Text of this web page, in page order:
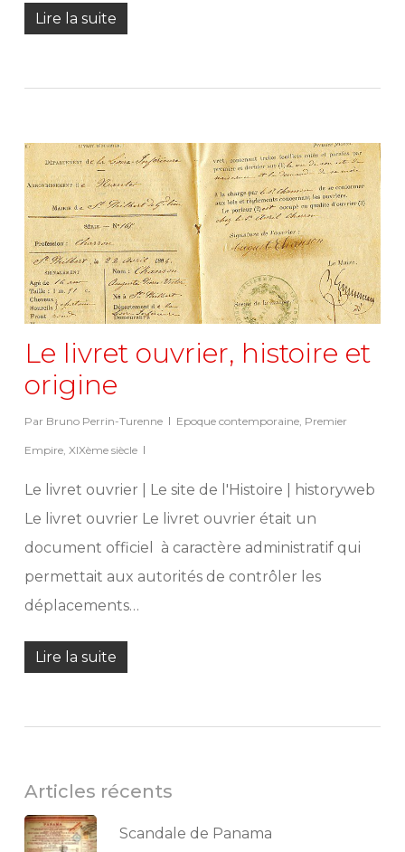
Lire la suite
Le livret ouvrier, histoire et
origine
Par Bruno Perrin-Turenne Epoque contemporaine, Premier
Empire, XIXème siècle
Le livret ouvrier | Le site de l'Histoire | historyweb
Le livret ouvrier Le livret ouvrier était un
document officiel à caractère administratif qui
permettait aux autorités de contrôler les
déplacements…
Lire la suite
Articles récents
Scandale de Panama